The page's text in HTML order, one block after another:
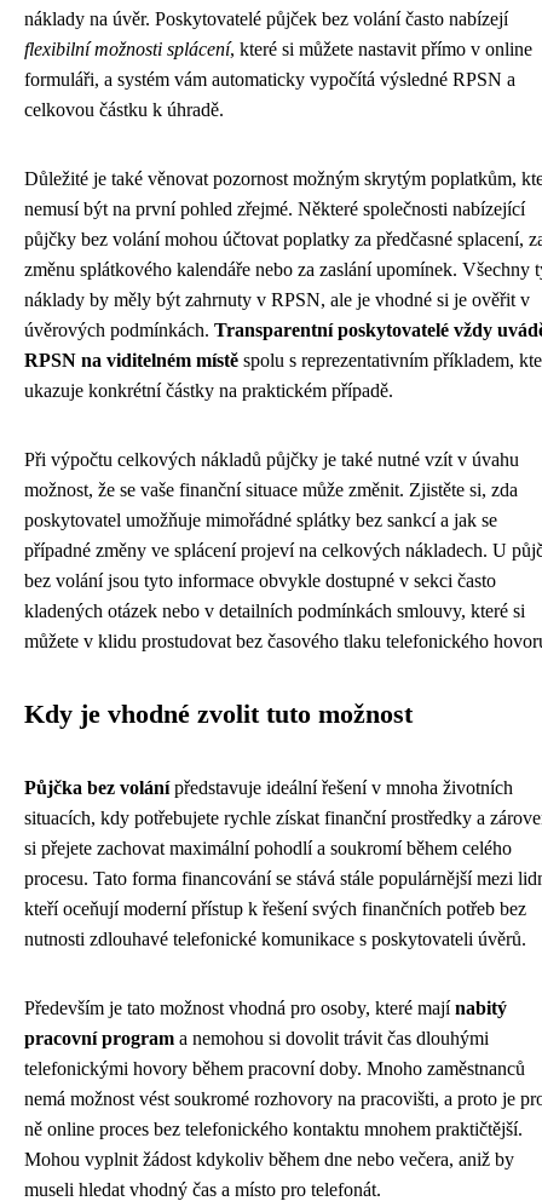
náklady na úvěr. Poskytovatelé půjček bez volání často nabízejí
flexibilní možnosti splácení, které si můžete nastavit přímo v online
formuláři, a systém vám automaticky vypočítá výsledné RPSN a
celkovou částku k úhradě.
Důležité je také věnovat pozornost možným skrytým poplatkům,
nemusí být na první pohled zřejmé. Některé společnosti nabízející
půjčky bez volání mohou účtovat poplatky za předčasné splacení,
změnu splátkového kalendáře nebo za zaslání upomínek. Všechny
náklady by měly být zahrnuty v RPSN, ale je vhodné si je ověřit v
úvěrových podmínkách. Transparentní poskytovatelé vždy
RPSN na viditelném místě spolu s reprezentativním příkladem,
ukazuje konkrétní částky na praktickém případě.
Při výpočtu celkových nákladů půjčky je také nutné vzít v úvahu
možnost, že se vaše finanční situace může změnit. Zjistěte si, zda
poskytovatel umožňuje mimořádné splátky bez sankcí a jak se
případné změny ve splácení projeví na celkových nákladech. U
bez volání jsou tyto informace obvykle dostupné v sekci často
kladených otázek nebo v detailních podmínkách smlouvy, které si
můžete v klidu prostudovat bez časového tlaku telefonického
Kdy je vhodné zvolit tuto možnost
Půjčka bez volánípředstavuje ideální řešení v mnoha životních
situacích, kdy potřebujete rychle získat finanční prostředky a
si přejete zachovat maximální pohodlí a soukromí během celého
procesu. Tato forma financování se stává stále populárnější mezi
kteří oceňují moderní přístup k řešení svých finančních potřeb bez
nutnosti zdlouhavé telefonické komunikace s poskytovateli úvěrů.
Především je tato možnost vhodná pro osoby, které majínabitý
pracovní program a nemohou si dovolit trávit čas dlouhými
telefonickými hovory během pracovní doby. Mnoho zaměstnanců
nemá možnost vést soukromé rozhovory na pracovišti, a proto je
ně online proces bez telefonického kontaktu mnohem praktičtější.
Mohou vyplnit žádost kdykoliv během dne nebo večera, aniž by
museli hledat vhodný čas a místo pro telefonát.